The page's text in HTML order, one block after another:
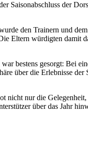
Saisonabschluss der
den Trainern und
Eltern würdigten damit
bestens gesorgt: Bei
über die Erlebnisse der
nicht nur die
über das Jahr